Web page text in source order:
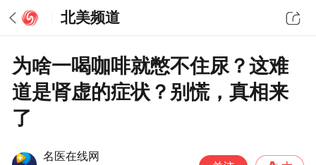
北美频道
为啥一喝咖啡就憋不住尿？这难
道是肾虚的症状？别慌，真相来
了
名医在线网